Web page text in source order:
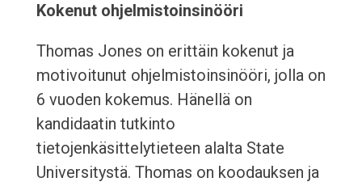
Kokenut ohjelmistoinsinööri
Thomas Jones on erittäin kokenut ja
motivoitunut ohjelmistoinsinööri, jolla on
6 vuoden kokemus. Hänellä on
kandidaatin tutkinto
tietojenkäsittelytieteen alalta State
Universitystä. Thomas on koodauksen ja